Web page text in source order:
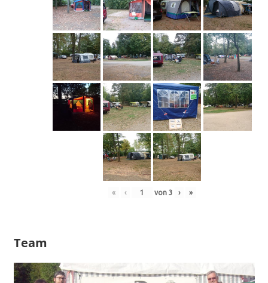
« ‹ von 3 › »
Team